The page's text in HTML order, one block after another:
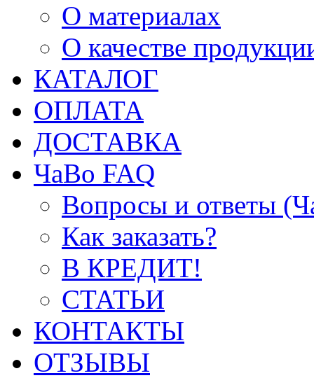
О материалах
О качестве
КАТАЛОГ
ОПЛАТА
ДОСТАВКА
ЧаВо FAQ
Вопросы и ответы
Как заказать?
В КРЕДИТ!
СТАТЬИ
КОНТАКТЫ
ОТЗЫВЫ